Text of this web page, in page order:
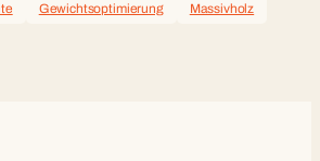
Gewichtsoptimierung Massivholz